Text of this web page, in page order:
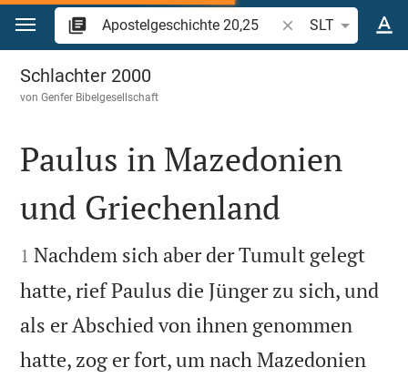
Zum Inhalt springen
Bibelstelle oder
SLT
Apostelgeschichte 20
Schlachter 2000
vonGenfer Bibelgesellschaft

Paulus in Mazedonien
und Griechenland

1 Nachdem sich aber der Tumult gelegt
hatte, rief Paulus die Jünger zu sich, und
als er Abschied von ihnen genommen
hatte, zog er fort, um nach Mazedonien